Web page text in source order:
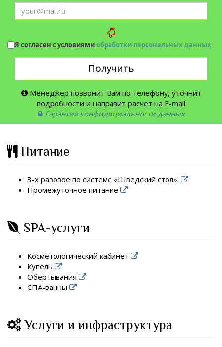
Я согласен с условиямиобработки персональных данных
Получить
Менеджер позвонит Вам по телефону, уточнит
подробности и направит расчет на E-mail
Гарантия конфидициальности данных
Питание
3-х разовое по системе «Шведский стол».
Промежуточное питание
SPA-услуги
Косметологический кабинет
Купель
Обертывания
СПА-ванны
Услуги и инфраструктура